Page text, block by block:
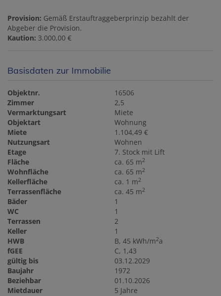
Provision: Gemäß Erstauftraggeberprinzip bezahlt der
Abgeber die Provision.
Kaution: 3.000,00 €
Basisdaten zur Immobilie
Objektnr.
16506
Zimmer
2,5
Vermarktungsart
Miete
Objektart
Wohnung
Miete
1.104,49 €
Nutzungsart
Wohnen
Etage
7. Stock mit Lift
Fläche
ca. 65 m2
Wohnfläche ca. 65 m2
Kellerfläche ca. 1 m2
Terrassenfläche ca. 45 m2
Bäder
1
WC
1
Terrassen
2
Keller
1
HWB
B, 45 kWh/m2a
fGEE
C, 1,43
gültig bis
03.12.2029
Baujahr
1972
Beziehbar
01.10.2026
Mietdauer
5 Jahre